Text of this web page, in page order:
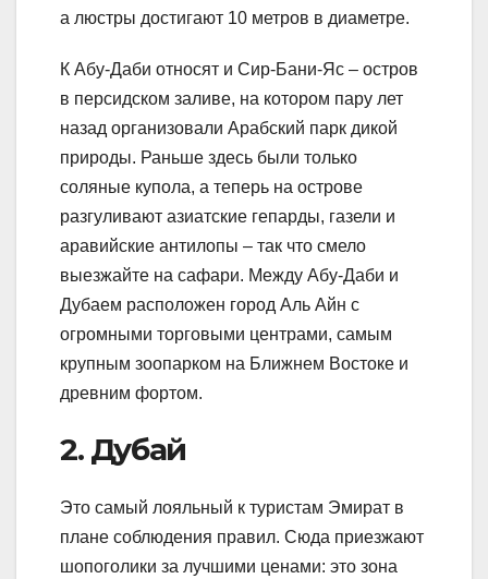
а люстры достигают 10 метров в диаметре.
К Абу-Даби относят и Сир-Бани-Яс – остров
в персидском заливе, на котором пару лет
назад организовали Арабский парк дикой
природы. Раньше здесь были только
соляные купола, а теперь на острове
разгуливают азиатские гепарды, газели и
аравийские антилопы – так что смело
выезжайте на сафари. Между Абу-Даби и
Дубаем расположен город Аль Айн с
огромными торговыми центрами, самым
крупным зоопарком на Ближнем Востоке и
древним фортом.
2. Дубай
Это самый лояльный к туристам Эмират в
плане соблюдения правил. Сюда приезжают
шопоголики за лучшими ценами: это зона